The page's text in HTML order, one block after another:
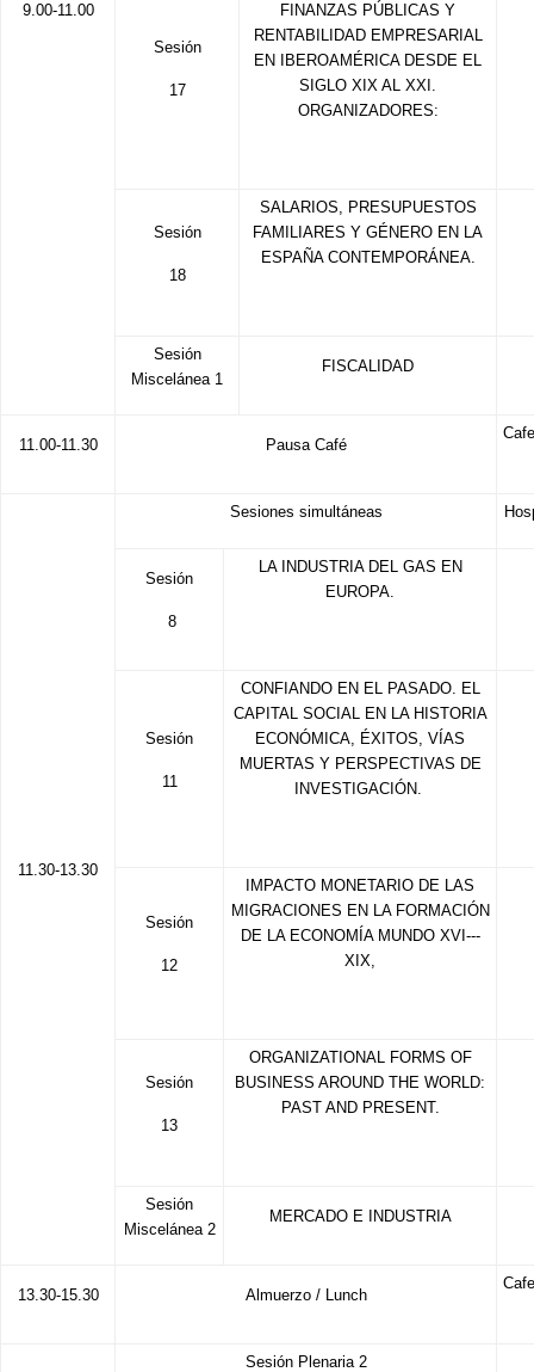
9.00-11.00
Sesión
17
FINANZAS PÚBLICAS Y
RENTABILIDAD EMPRESARIAL
EN IBEROAMÉRICA DESDE EL
SIGLO XIX AL XXI.
ORGANIZADORES:
Sesión
18
SALARIOS, PRESUPUESTOS
FAMILIARES Y GÉNERO EN LA
ESPAÑA CONTEMPORÁNEA.
Sesión
Miscelánea 1
FISCALIDAD
11.00-11.30 Pausa Café
11.30-13.30
Sesiones simultáneas
Sesión
8
LA INDUSTRIA DEL GAS EN
EUROPA.
Sesión
11
CONFIANDO EN EL PASADO. EL
CAPITAL SOCIAL EN LA HISTORIA
ECONÓMICA, ÉXITOS, VÍAS
MUERTAS Y PERSPECTIVAS DE
INVESTIGACIÓN.
Sesión
12
IMPACTO MONETARIO DE LAS
MIGRACIONES EN LA FORMACIÓN
DE LA ECONOMÍA MUNDO XVI--‐
XIX,
Sesión
13
ORGANIZATIONAL FORMS OF
BUSINESS AROUND THE WORLD:
PAST AND PRESENT.
Sesión
Miscelánea 2
MERCADO E INDUSTRIA
13.30-15.30 Almuerzo / Lunch
Sesión Plenaria 2